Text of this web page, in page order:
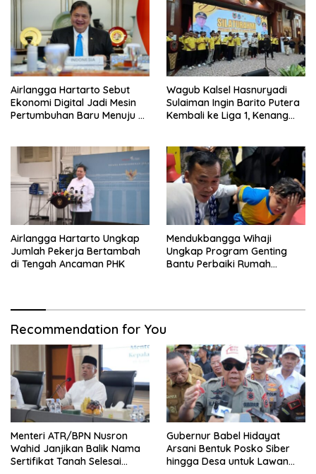
Airlangga Hartarto Sebut
Ekonomi Digital Jadi Mesin
Pertumbuhan Baru Menuju 8
Wagub Kalsel Hasnuryadi
Sulaiman Ingin Barito Putera
Kembali ke Liga 1, Kenang
Airlangga Hartarto Ungkap
Jumlah Pekerja Bertambah
di Tengah Ancaman PHK
Mendukbangga Wihaji
Ungkap Program Genting
Bantu Perbaiki Rumah
Recommendation for You
Menteri ATR/BPN Nusron
Wahid Janjikan Balik Nama
Sertifikat Tanah Selesai
Gubernur Babel Hidayat
Arsani Bentuk Posko Siber
hingga Desa untuk Lawan